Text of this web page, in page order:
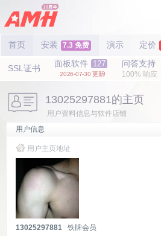
首页 安装 7.3 免费 演示 定价
SSL证书 面板软件 127
2026-07-30 更新!
问答支持
100% 响应
13025297881的主页
用户资料信息与软件店铺
用户信息
用户主页地址
13025297881 铁牌会员